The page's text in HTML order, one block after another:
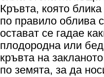
Кръвта, която
по правило облива
остават се гадае
плодородна или
кръвта на
по земята, за да